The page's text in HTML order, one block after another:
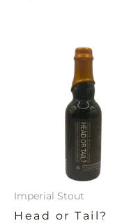
Imperial Stout
Head or Tail?